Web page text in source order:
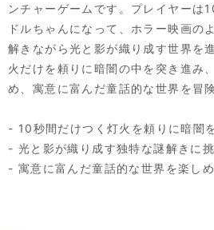
ンチャーゲームです。プレイヤーは
ドルちゃんになって、ホラー映画の
解きながら光と影が織り成す世界を
火だけを頼りに暗闇の中を突き進み
め、寓意に富んだ童話的な世界を冒
- 10秒間だけつく灯火を頼りに暗闇
- 光と影が織り成す独特な謎解きに挑
- 寓意に富んだ童話的な世界を楽しめ